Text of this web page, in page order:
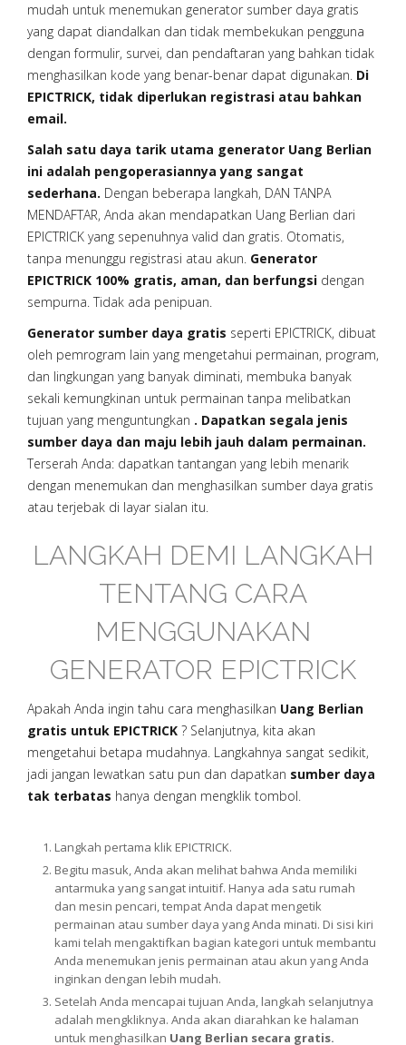
mudah untuk menemukan generator sumber daya gratis
yang dapat diandalkan dan tidak membekukan pengguna
dengan formulir, survei, dan pendaftaran yang bahkan tidak
menghasilkan kode yang benar-benar dapat digunakan. Di
EPICTRICK, tidak diperlukan registrasi atau bahkan
email.
Salah satu daya tarik utama generator Uang Berlian
ini adalah pengoperasiannya yang sangat
sederhana. Dengan beberapa langkah, DAN TANPA
MENDAFTAR, Anda akan mendapatkan Uang Berlian dari
EPICTRICK yang sepenuhnya valid dan gratis. Otomatis,
tanpa menunggu registrasi atau akun. Generator
EPICTRICK 100% gratis, aman, dan berfungsi dengan
sempurna. Tidak ada penipuan.
Generator sumber daya gratis seperti EPICTRICK, dibuat
oleh pemrogram lain yang mengetahui permainan, program,
dan lingkungan yang banyak diminati, membuka banyak
sekali kemungkinan untuk permainan tanpa melibatkan
tujuan yang menguntungkan . Dapatkan segala jenis
sumber daya dan maju lebih jauh dalam permainan.
Terserah Anda: dapatkan tantangan yang lebih menarik
dengan menemukan dan menghasilkan sumber daya gratis
atau terjebak di layar sialan itu.
LANGKAH DEMI LANGKAH
TENTANG CARA
MENGGUNAKAN
GENERATOR EPICTRICK
Apakah Anda ingin tahu cara menghasilkan Uang Berlian
gratis untuk EPICTRICK ? Selanjutnya, kita akan
mengetahui betapa mudahnya. Langkahnya sangat sedikit,
jadi jangan lewatkan satu pun dan dapatkan sumber daya
tak terbatas hanya dengan mengklik tombol.
Langkah pertama klik EPICTRICK.
Begitu masuk, Anda akan melihat bahwa Anda memiliki
antarmuka yang sangat intuitif. Hanya ada satu rumah
dan mesin pencari, tempat Anda dapat mengetik
permainan atau sumber daya yang Anda minati. Di sisi kiri
kami telah mengaktifkan bagian kategori untuk membantu
Anda menemukan jenis permainan atau akun yang Anda
inginkan dengan lebih mudah.
Setelah Anda mencapai tujuan Anda, langkah selanjutnya
adalah mengkliknya. Anda akan diarahkan ke halaman
untuk menghasilkan Uang Berlian secara gratis.